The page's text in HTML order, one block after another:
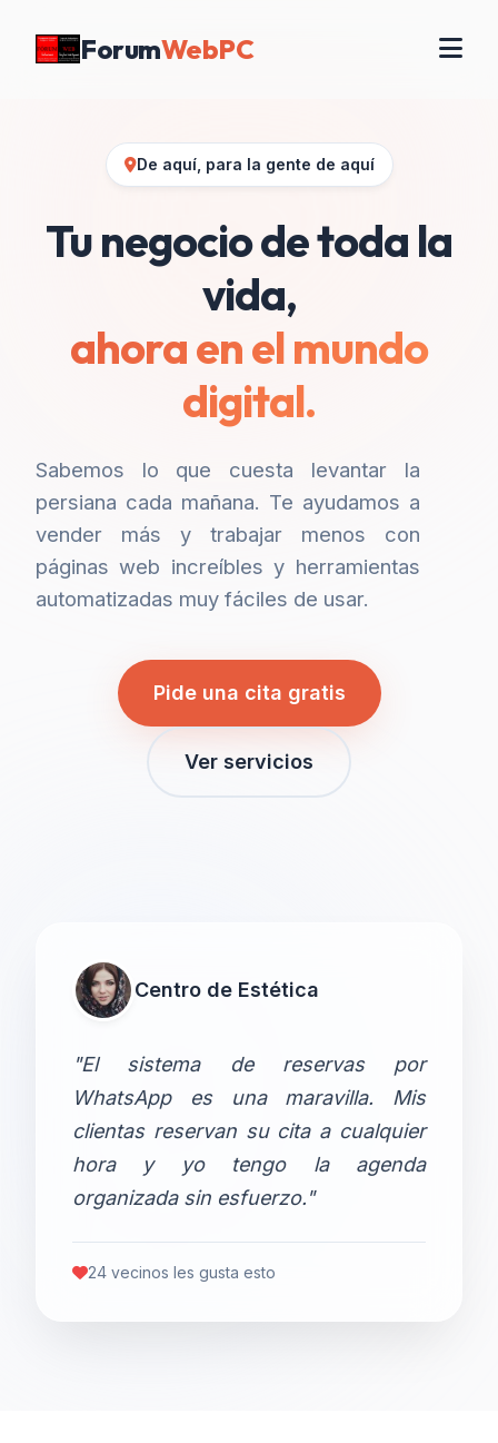
ForumWebPC
De aquí, para la gente de aquí
Tu negocio de toda la
vida,
ahora en el mundo
digital.
Sabemos lo que cuesta levantar la
persiana cada mañana. Te ayudamos a
vender más y trabajar menos con
páginas web increíbles y herramientas
automatizadas muy fáciles de usar.
Pide una cita gratis
Ver servicios
Centro de Estética
"El sistema de reservas por
WhatsApp es una maravilla. Mis
clientas reservan su cita a cualquier
hora y yo tengo la agenda
organizada sin esfuerzo."
24 vecinos les gusta esto